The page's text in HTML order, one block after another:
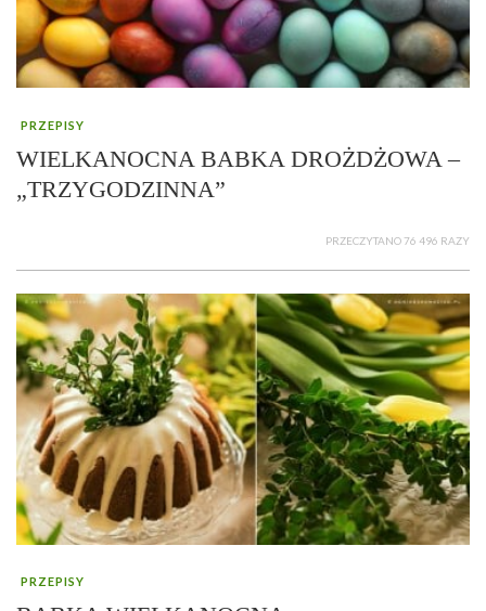
PRZEPISY
WIELKANOCNA BABKA DROŻDŻOWA –
„TRZYGODZINNA”
PRZECZYTANO 76 496 RAZY
PRZEPISY